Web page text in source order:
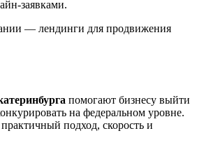
заявками.
— лендинги для продвижения
помогают бизнесу выйти
на федеральном уровне.
подход, скорость и